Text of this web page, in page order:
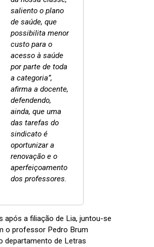
saliento o plano
de saúde, que
possibilita menor
custo para o
acesso à saúde
por parte de toda
a categoria”,
afirma a docente,
defendendo,
ainda, que uma
das tarefas do
sindicato é
oportunizar a
renovação e o
aperfeiçoamento
dos professores.
após a filiação de Lia, juntou-se
o professor Pedro Brum
departamento de Letras